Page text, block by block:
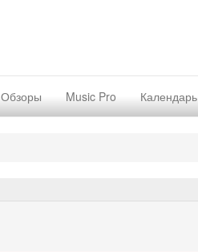
Обзоры Music Pro Календарь